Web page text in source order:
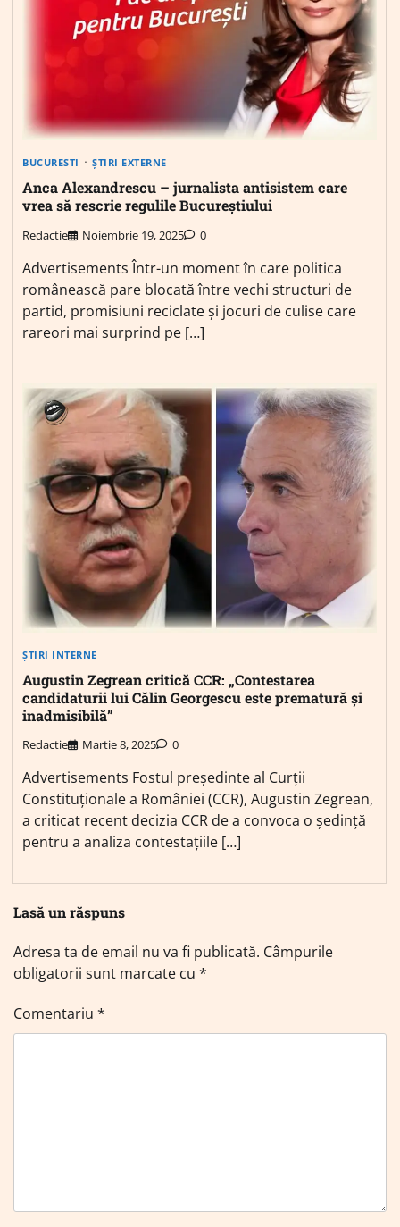
BUCURESTI ȘTIRI EXTERNE
Anca Alexandrescu – jurnalista antisistem care
vrea să rescrie regulile Bucureștiului
Redactie Noiembrie 19, 2025 0
Advertisements Într-un moment în care politica
românească pare blocată între vechi structuri de
partid, promisiuni reciclate și jocuri de culise care
rareori mai surprind pe […]
ȘTIRI INTERNE
Augustin Zegrean critică CCR: „Contestarea
candidaturii lui Călin Georgescu este prematură și
inadmisibilă”
Redactie Martie 8, 2025 0
Advertisements Fostul președinte al Curții
Constituționale a României (CCR), Augustin Zegrean,
a criticat recent decizia CCR de a convoca o ședință
pentru a analiza contestațiile […]
Lasă un răspuns
Adresa ta de email nu va fi publicată. Câmpurile
obligatorii sunt marcate cu *
Comentariu *